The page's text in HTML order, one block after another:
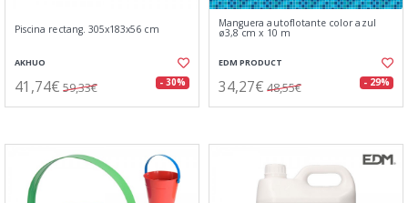
Piscina rectang. 305x183x56 cm
AKHUO
41,74€ 59,33€ - 30%
Manguera autoflotante color azul
ø3,8 cm x 10 m
EDM PRODUCT
34,27€ 48,55€ - 29%